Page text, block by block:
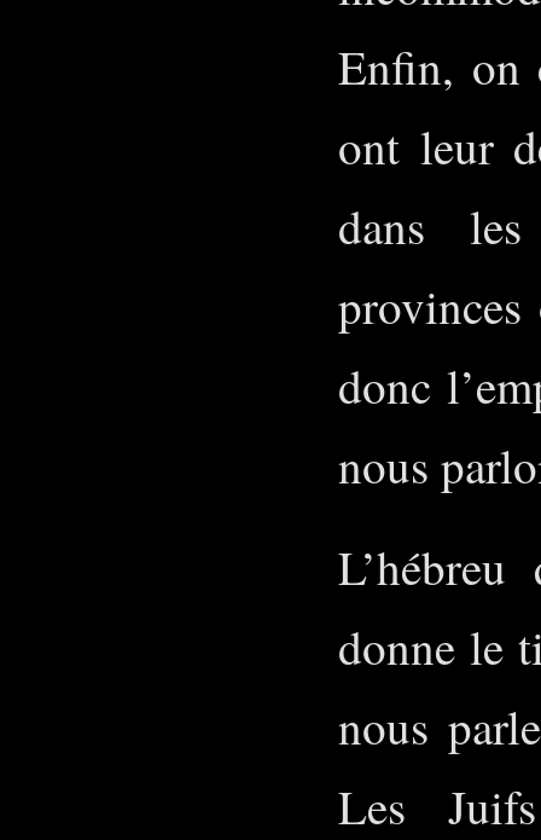
Enfin, on
ont leur
dans
provinces
donc
nous
donne le
nous
Les